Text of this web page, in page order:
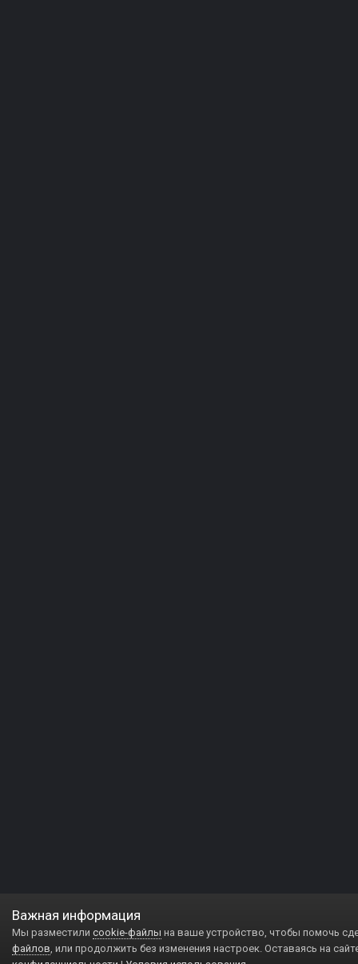
Важная информация
Мы разместили cookie-файлы на ваше устройство, чтобы помочь
файлов, или продолжить без изменения настроек. Оставаясь на